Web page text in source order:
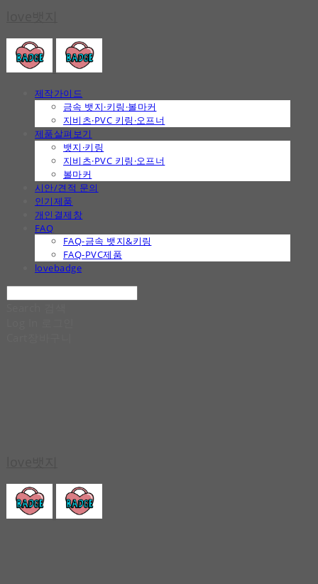
제작가이드
금속 뱃지·키링·볼마커
지비츠·PVC 키링·오프너
제품살펴보기
뱃지·키링
지비츠·PVC 키링·오프너
볼마커
시안/견적 문의
인기제품
개인결제창
FAQ
FAQ-금속 뱃지&키링
FAQ-PVC제품
lovebadge